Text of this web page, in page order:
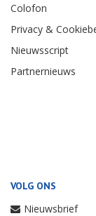
Colofon
Privacy &
Nieuwsscript
Partnernieuws
VOLG ONS
Nieuwsbrief